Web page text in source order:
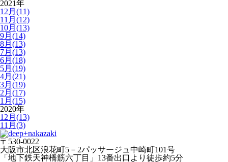
2021年
12月(11)
11月(12)
10月(13)
9月(14)
8月(13)
7月(13)
6月(18)
5月(19)
4月(21)
3月(19)
2月(17)
1月(15)
2020年
12月(13)
11月(3)
〒530-0022
大阪市北区浪花町5－2パッサージュ中崎町101号
「地下鉄天神橋筋六丁目」13番出口より徒歩約5分